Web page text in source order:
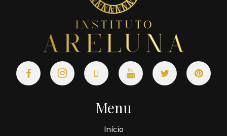
Menu
Início